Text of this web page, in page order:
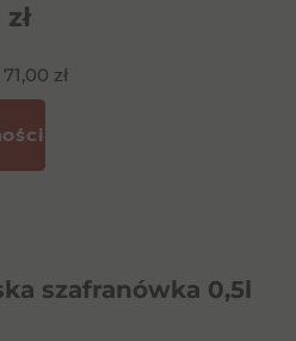
zł
71,00 zł
szafranówka 0,5l